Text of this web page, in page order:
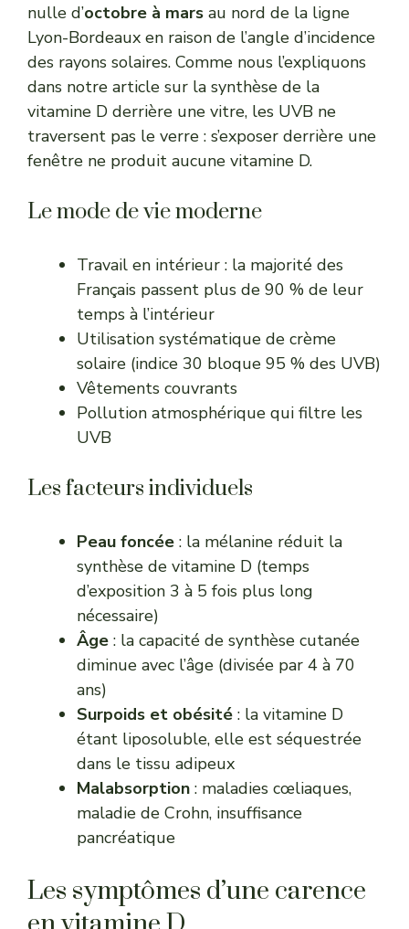
nulle d’octobre à mars au nord de la ligne
Lyon-Bordeaux en raison de l’angle d’incidence
des rayons solaires. Comme nous l’expliquons
dans notre article sur la synthèse de la
vitamine D derrière une vitre, les UVB ne
traversent pas le verre : s’exposer derrière une
fenêtre ne produit aucune vitamine D.
Le mode de vie moderne
Travail en intérieur : la majorité des
Français passent plus de 90 % de leur
temps à l’intérieur
Utilisation systématique de crème
solaire (indice 30 bloque 95 % des UVB)
Vêtements couvrants
Pollution atmosphérique qui filtre les
UVB
Les facteurs individuels
Peau foncée : la mélanine réduit la
synthèse de vitamine D (temps
d’exposition 3 à 5 fois plus long
nécessaire)
Âge : la capacité de synthèse cutanée
diminue avec l’âge (divisée par 4 à 70
ans)
Surpoids et obésité : la vitamine D
étant liposoluble, elle est séquestrée
dans le tissu adipeux
Malabsorption : maladies cœliaques,
maladie de Crohn, insuffisance
pancréatique
Les symptômes d’une carence